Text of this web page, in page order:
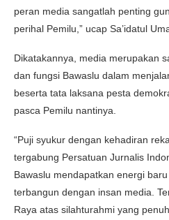
peran media sangatlah penting
perihal Pemilu,” ucap Sa’idatul
Dikatakannya, media merupakan
dan fungsi Bawaslu dalam
beserta tata laksana pesta
pasca Pemilu nantinya.
“Puji syukur dengan kehadiran
tergabung Persatuan Jurnalis
Bawaslu mendapatkan energi
terbangun dengan insan media.
Raya atas silahturahmi yang